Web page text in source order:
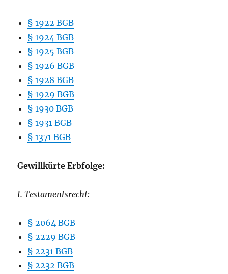
§ 1922 BGB
§ 1924 BGB
§ 1925 BGB
§ 1926 BGB
§ 1928 BGB
§ 1929 BGB
§ 1930 BGB
§ 1931 BGB
§ 1371 BGB
Gewillkürte Erbfolge:
I. Testamentsrecht:
§ 2064 BGB
§ 2229 BGB
§ 2231 BGB
§ 2232 BGB